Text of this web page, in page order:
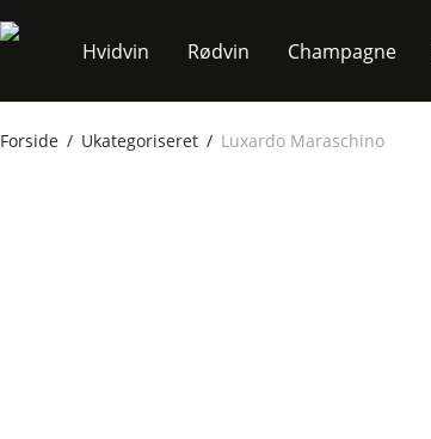
Hvidvin Rødvin Champagne
Forside / Ukategoriseret / Luxardo Maraschino